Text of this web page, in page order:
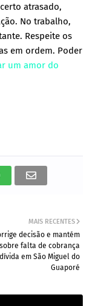
atrasado,
No trabalho,
Respeite os
em ordem. Poder
um amor do
MAIS RECENTES
decisão e mantém
falta de cobrança
em São Miguel do
Guaporé